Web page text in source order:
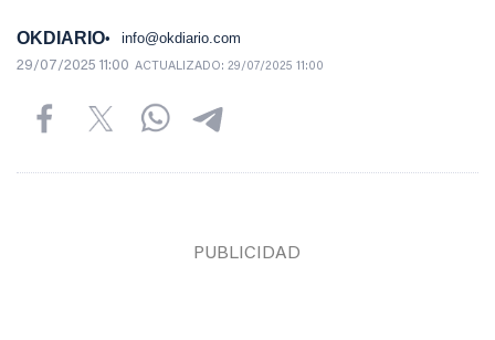
OKDIARIO info@okdiario.com
29/07/2025 11:00 ACTUALIZADO: 29/07/2025 11:00